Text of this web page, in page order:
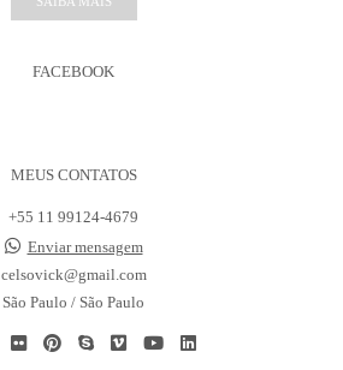
FACEBOOK
MEUS CONTATOS
+55 11 99124-4679
Enviar mensagem
celsovick@gmail.com
São Paulo / São Paulo